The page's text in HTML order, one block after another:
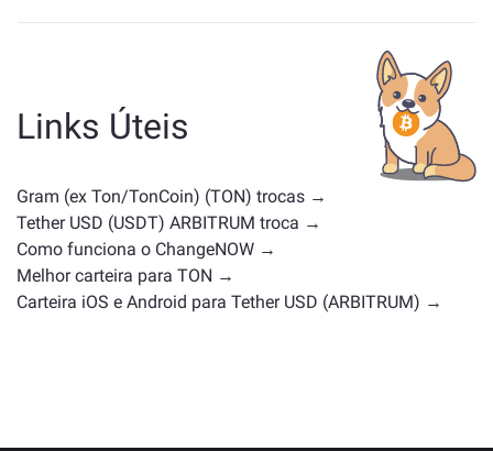
categoria — se é uma stablecoin, token de utilidade,
moeda de governança ou qualquer outro tipo.
Alternativas comuns incluem outras criptomoedas
com casos de uso ou posições de mercado
semelhantes. Confira todos os ativos disponíveis para
troca napágina principal de troca .
Links Úteis
Gram (ex Ton/TonCoin) (TON) trocas →
Tether USD (USDT) ARBITRUM troca →
Como funciona o ChangeNOW →
Melhor carteira para TON →
Carteira iOS e Android para Tether USD (ARBITRUM) →